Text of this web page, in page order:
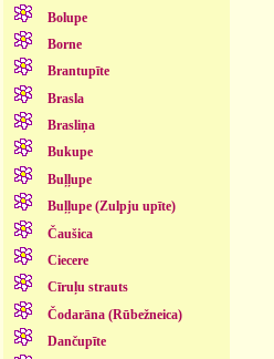
Bolupe
Borne
Brantupīte
Brasla
Brasliņa
Bukupe
Buļļupe
Buļļupe (Zulpju upīte)
Čaušica
Ciecere
Cīruļu strauts
Čodarāna (Rūbežneica)
Dančupīte